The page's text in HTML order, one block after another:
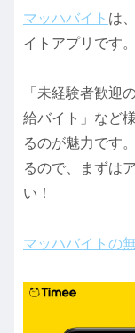
マッハバイト は
イトアプリです。
「未経験者歓迎
給バイト」など
るのが魅力です
るので、まずは
い！
マッハバイトの